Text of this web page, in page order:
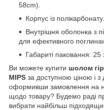
58cm).
Корпус із полікарбонату.
Внутрішня оболонка з
для ефективного
Габариті паковання: 25
Ви можете купити шолом
MIPS за доступною ціною і з
оформивши замовлення на
щодо товару? Будемо раді
вибрати найбільш